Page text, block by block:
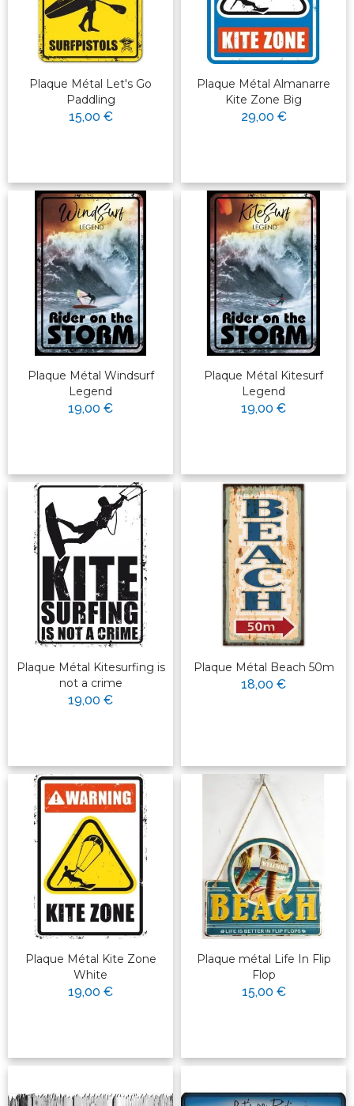
Plaque Métal Let's Go
Paddling
15,00 €
Plaque Métal Almanarre
Kite Zone Big
29,00 €
Plaque Métal Windsurf
Legend
19,00 €
Plaque Métal Kitesurf
Legend
19,00 €
Plaque Métal Kitesurfing is
not a crime
19,00 €
Plaque Métal Beach 50m
18,00 €
Plaque Métal Kite Zone
White
19,00 €
Plaque métal Life In Flip
Flop
15,00 €